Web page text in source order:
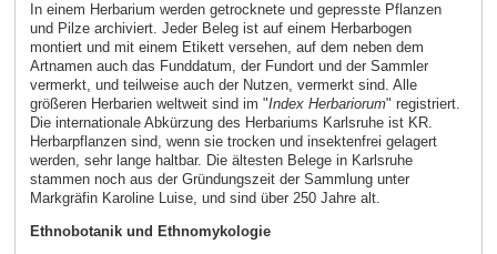
In einem Herbarium werden getrocknete und gepresste Pflanzen
und Pilze archiviert. Jeder Beleg ist auf einem Herbarbogen
montiert und mit einem Etikett versehen, auf dem neben dem
Artnamen auch das Funddatum, der Fundort und der Sammler
vermerkt, und teilweise auch der Nutzen, vermerkt sind. Alle
größeren Herbarien weltweit sind im "Index Herbariorum" registriert.
Die internationale Abkürzung des Herbariums Karlsruhe ist KR.
Herbarpflanzen sind, wenn sie trocken und insektenfrei gelagert
werden, sehr lange haltbar. Die ältesten Belege in Karlsruhe
stammen noch aus der Gründungszeit der Sammlung unter
Markgräfin Karoline Luise, und sind über 250 Jahre alt.
Ethnobotanik und Ethnomykologie